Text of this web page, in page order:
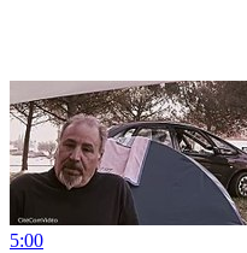
5:00